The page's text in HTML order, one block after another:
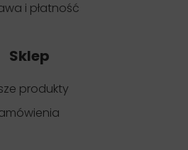
i płatność
Sklep
produkty